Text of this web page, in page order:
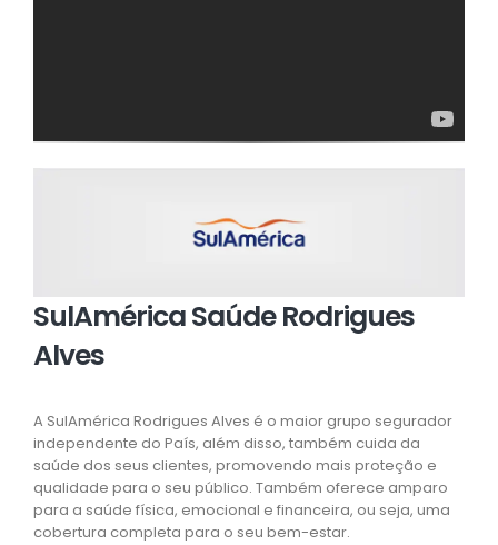
SulAmérica Saúde Rodrigues
Alves
A SulAmérica Rodrigues Alves é o maior grupo segurador
independente do País, além disso, também cuida da
saúde dos seus clientes, promovendo mais proteção e
qualidade para o seu público. Também oferece amparo
para a saúde física, emocional e financeira, ou seja, uma
cobertura completa para o seu bem-estar.